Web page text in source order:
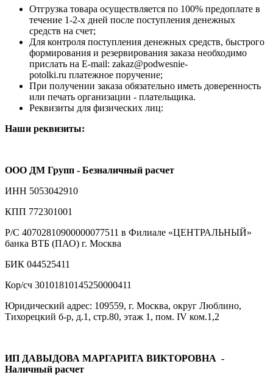
Отгрузка товара осуществляется по 100% предоплате в
течение 1-2-х дней после поступления денежных
средств на счет;
Для контроля поступления денежных средств, быстрого
формирования и резервирования заказа необходимо
прислать на E-mail: zakaz@podwesnie-
potolki.ru платежное поручение;
При получении заказа обязательно иметь доверенность
или печать организации - плательщика.
Реквизиты для физических лиц:
Наши реквизиты:
ООО ДМ Групп - Безналичный расчет
ИНН 5053042910
КПП 772301001
Р/С 40702810900000077511 в Филиале «ЦЕНТРАЛЬНЫЙ»
банка ВТБ (ПАО) г. Москва
БИК 044525411
Кор/сч 30101810145250000411
Юридический адрес: 109559, г. Москва, округ Люблино,
Тихорецкий б-р, д.1, стр.80, этаж 1, пом. IV ком.1,2
ИП ДАВЫДОВА МАРГАРИТА ВИКТОРОВНА -
Наличный расчет